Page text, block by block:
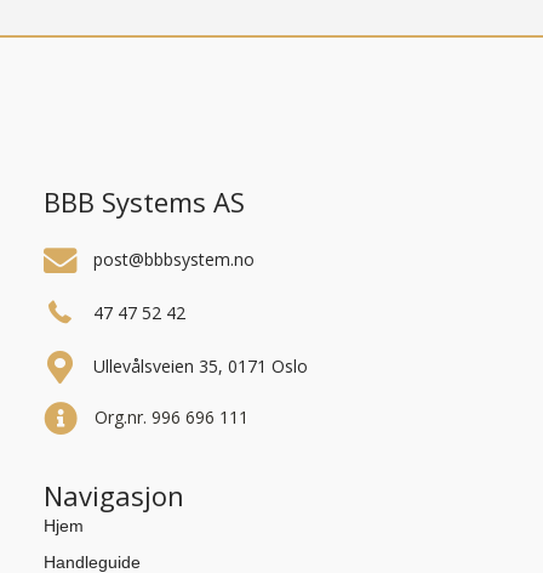
BBB Systems AS
post@bbbsystem.no
47 47 52 42
Ullevålsveien 35, 0171 Oslo
Org.nr. 996 696 111
Navigasjon
Hjem
Handleguide